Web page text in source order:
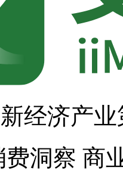
经济产
费洞察 商